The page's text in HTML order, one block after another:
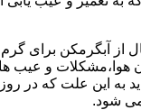
از آبگرمکن برای
هوا،مشکلات و عیب
به این علت که در
شود.